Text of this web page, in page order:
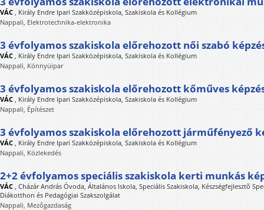
VÁC , Király Endre Ipari Szakközépiskola, Szakiskola és Kollégium
Nappali, Elektrotechnika-elektronika
3 évfolyamos szakiskola előrehozott női szabó
VÁC , Király Endre Ipari Szakközépiskola, Szakiskola és Kollégium
Nappali, Könnyüipar
3 évfolyamos szakiskola előrehozott kőműves
VÁC , Király Endre Ipari Szakközépiskola, Szakiskola és Kollégium
Nappali, Építészet
3 évfolyamos szakiskola előrehozott járműfényező
VÁC , Király Endre Ipari Szakközépiskola, Szakiskola és Kollégium
Nappali, Közlekedés
2+2 évfolyamos speciális szakiskola kerti munkás
VÁC , Cházár András Óvoda, Általános Iskola, Speciális Szakiskola, Készségfejlesztõ
Diákotthon és Pedagógiai Szakszolgálat
Nappali, Mezőgazdaság